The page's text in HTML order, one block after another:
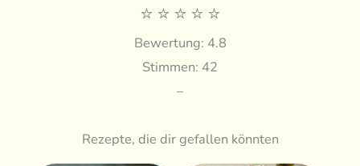
⭐ ⭐ ⭐ ⭐ ⭐
Bewertung: 4.8
Stimmen: 42
–
Rezepte, die dir gefallen könnten